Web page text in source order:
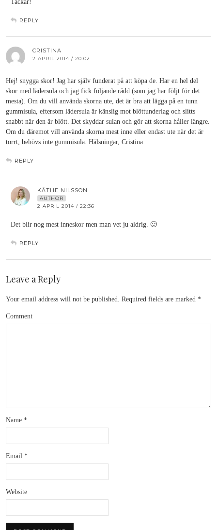
Tackar!
REPLY
CRISTINA
2 APRIL 2014 / 20:02
Hej! snygga skor! Jag har själv funderat på att köpa de. Har en hel del
skor med lädersula och jag fick följande rådd (som jag har följt för det
mesta). Om du vill använda skorna ute, det är bra att lägga på en tunn
gummisula, eftersom lädersula är känslig mot blöttunderlag och slitts
snabbt när den är blött. Det skyddar sulan och gör att skorna håller längre.
Om du däremot vill använda skorna mest inne eller endast ute när det är
torrt, behövs inte gummisula. Hälsningar, Cristina
REPLY
KÄTHE NILSSON
AUTHOR
2 APRIL 2014 / 22:36
Det blir nog mest inneskor men man vet ju aldrig. 🙂
REPLY
Leave a Reply
Your email address will not be published. Required fields are marked *
Comment
Name *
Email *
Website